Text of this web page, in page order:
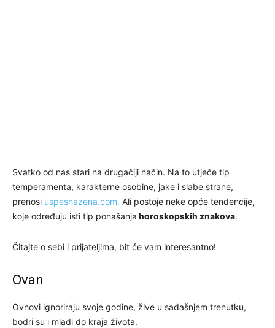
Svatko od nas stari na drugačiji način. Na to utječe tip
temperamenta, karakterne osobine, jake i slabe strane,
prenosi uspesnazena.com. Ali postoje neke opće tendencije,
koje određuju isti tip ponašanja horoskopskih znakova.
Čitajte o sebi i prijateljima, bit će vam interesantno!
Ovan
Ovnovi ignoriraju svoje godine, žive u sadašnjem trenutku,
bodri su i mladi do kraja života.